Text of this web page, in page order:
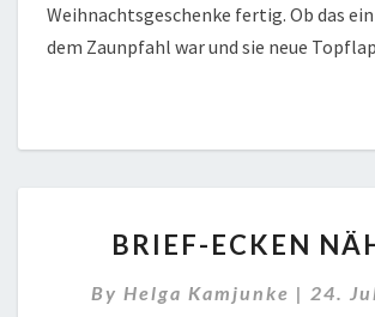
Weihnachtsgeschenke fertig. Ob das
dem Zaunpfahl war und sie neue
ECKEN
BRIEF-ECKEN
By Helga Kamjunke | 24.